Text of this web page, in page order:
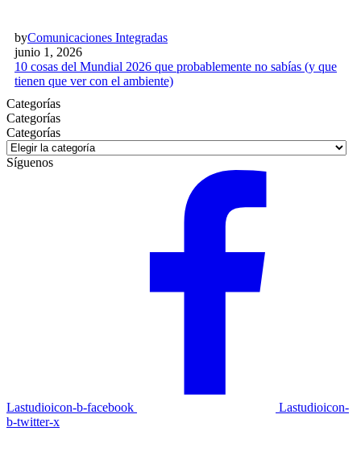
byComunicaciones Integradas
junio 1, 2026
10 cosas del Mundial 2026 que probablemente no sabías (y que
tienen que ver con el ambiente)
Categorías
Categorías
Categorías
Síguenos
Lastudioicon-b-facebook
Lastudioicon-
b-twitter-x